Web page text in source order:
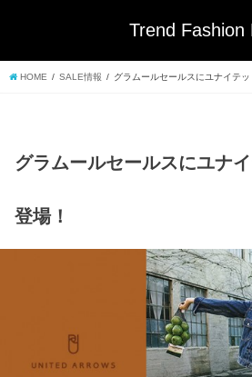
Trend Fashion
HOME SALE情報 グラムールセールスにユナイテッ
グラムールセールスにユナ
登場！